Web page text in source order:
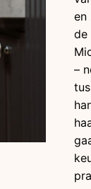
en
de
–